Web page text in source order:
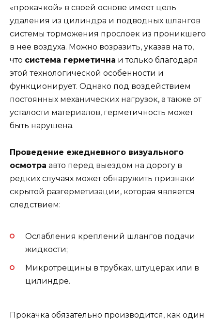
«прокачкой» в своей основе имеет цель
удаления из цилиндра и подводных шлангов
системы торможения прослоек из проникшего
в нее воздуха. Можно возразить, указав на то,
что система герметична и только благодаря
этой технологической особенности и
функционирует. Однако под воздействием
постоянных механических нагрузок, а также от
усталости материалов, герметичность может
быть нарушена.
Проведение ежедневного визуального
осмотра авто перед выездом на дорогу в
редких случаях может обнаружить признаки
скрытой разгерметизации, которая является
следствием:
Ослабления креплений шлангов подачи
жидкости;
Микротрещины в трубках, штуцерах или в
цилиндре.
Прокачка обязательно производится, как один